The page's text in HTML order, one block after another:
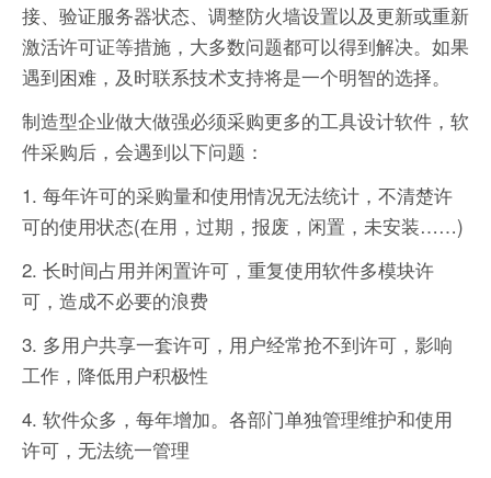
接、验证服务器状态、调整防火墙设置以及更新或重新
激活许可证等措施，大多数问题都可以得到解决。如果
遇到困难，及时联系技术支持将是一个明智的选择。
制造型企业做大做强必须采购更多的工具设计软件，软
件采购后，会遇到以下问题：
1. 每年许可的采购量和使用情况无法统计，不清楚许
可的使用状态(在用，过期，报废，闲置，未安装……)
2. 长时间占用并闲置许可，重复使用软件多模块许
可，造成不必要的浪费
3. 多用户共享一套许可，用户经常抢不到许可，影响
工作，降低用户积极性
4. 软件众多，每年增加。各部门单独管理维护和使用
许可，无法统一管理